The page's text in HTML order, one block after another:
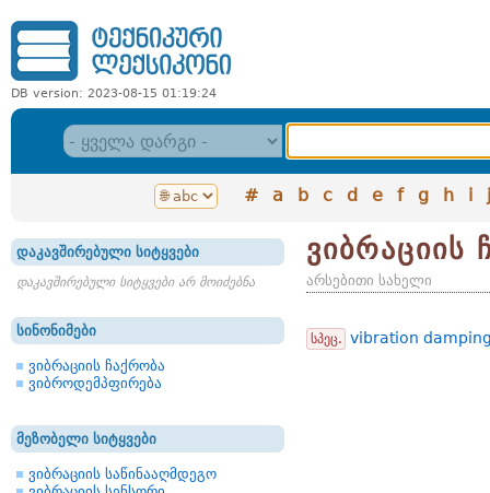
DB version: 2023-08-15 01:19:24
# a b c d e f g h i j
დაკავშირებული სიტყვები
დაკავშირებული სიტყვები არ მოიძებნა
სინონიმები
ვიბრაციის ჩაქრობა
ვიბროდემპფირება
მეზობელი სიტყვები
ვიბრაციის საწინააღმდეგო
ვიბრაციის
არსებითი სახელი
სპეც. vibration